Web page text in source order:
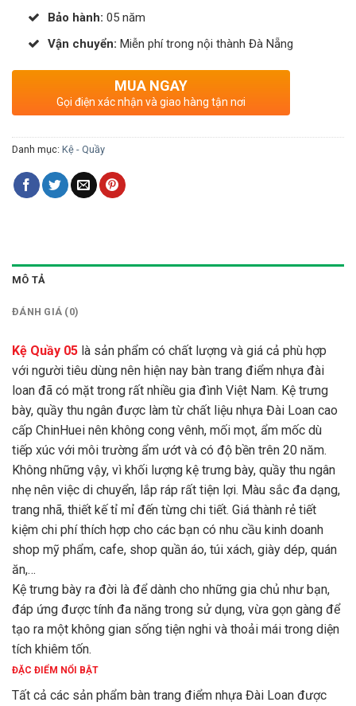
Bảo hành: 05 năm
Vận chuyển: Miễn phí trong nội thành Đà Nẵng
MUA NGAY
Gọi điện xác nhận và giao hàng tận nơi
Danh mục: Kệ - Quầy
MÔ TẢ
ĐÁNH GIÁ (0)
Kệ Quầy 05 là sản phẩm có chất lượng và giá cả phù hợp
với người tiêu dùng nên hiện nay bàn trang điểm nhựa đài
loan đã có mặt trong rất nhiều gia đình Việt Nam. Kệ trưng
bày, quầy thu ngân được làm từ chất liệu nhựa Đài Loan cao
cấp ChinHuei nên không cong vênh, mối mọt, ẩm mốc dù
tiếp xúc với môi trường ẩm ướt và có độ bền trên 20 năm.
Không những vậy, vì khối lượng kệ trưng bày, quầy thu ngân
nhẹ nên việc di chuyển, lắp ráp rất tiện lợi. Màu sắc đa dạng,
trang nhã, thiết kế tỉ mỉ đến từng chi tiết. Giá thành rẻ tiết
kiệm chi phí thích hợp cho các bạn có nhu cầu kinh doanh
shop mỹ phẩm, cafe, shop quần áo, túi xách, giày dép, quán
ăn,…
Kệ trưng bày ra đời là để dành cho những gia chủ như bạn,
đáp ứng được tính đa năng trong sử dụng, vừa gọn gàng để
tạo ra một không gian sống tiện nghi và thoải mái trong diện
tích khiêm tốn.
ĐẶC ĐIỂM NỔI BẬT
Tất cả các sản phẩm bàn trang điểm nhựa Đài Loan được